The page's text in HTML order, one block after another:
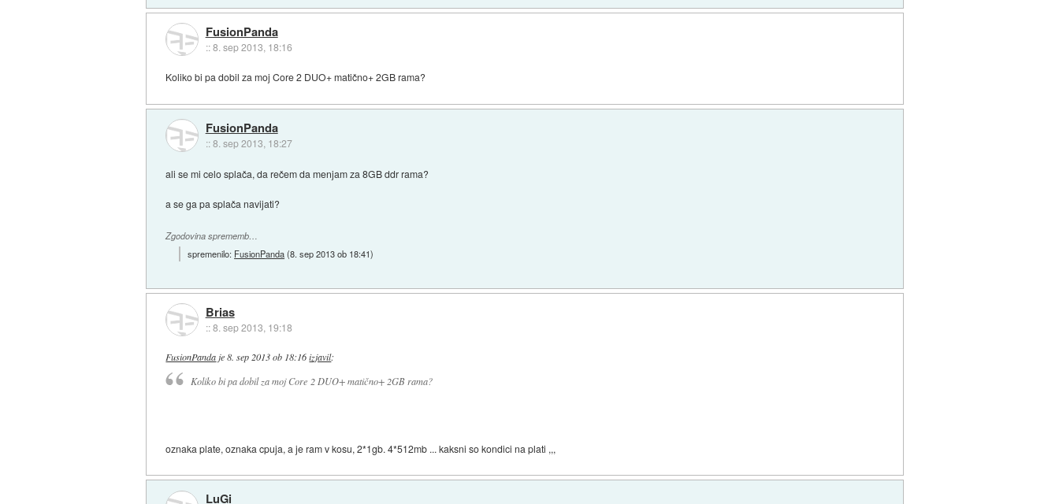
FusionPanda
::8. sep 2013, 18:16
Koliko bi pa dobil za moj Core 2 DUO+ matično+ 2GB rama?
FusionPanda
::8. sep 2013, 18:27
ali se mi celo splača, da rečem da menjam za 8GB ddr rama?
a se ga pa splača navijati?
Zgodovina sprememb…
spremenilo: FusionPanda(8. sep 2013 ob 18:41)
Brias
::8. sep 2013, 19:18
FusionPandaje8. sep 2013 ob 18:16 izjavil:
Koliko bi pa dobil za moj Core 2 DUO+ matično+ 2GB rama?
oznaka plate, oznaka cpuja, a je ram v kosu, 2*1gb. 4*512mb ... kaksni so kondici na plati ,,,
LuGi